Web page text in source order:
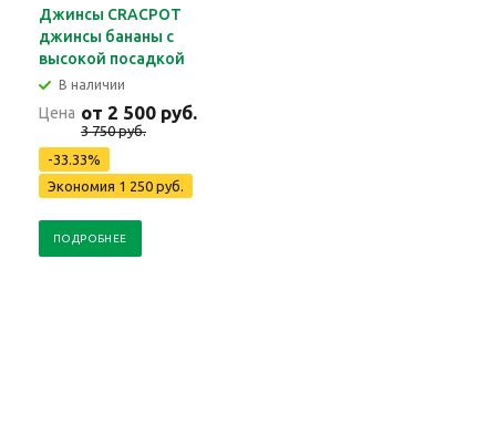
Джинсы CRACPOT
джинсы бананы с
высокой посадкой
В наличии
Цена от 2 500 руб.
3 750 руб.
-33.33%
Экономия 1 250 руб.
ПОДРОБНЕЕ